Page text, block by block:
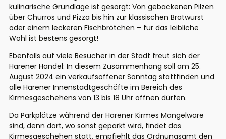
kulinarische Grundlage ist gesorgt: Von gebackenen Pilzen
über Churros und Pizza bis hin zur klassischen Bratwurst
oder einem leckeren Fischbrötchen – für das leibliche
Wohl ist bestens gesorgt!
Ebenfalls auf viele Besucher in der Stadt freut sich der
Harener Handel: In diesem Zusammenhang soll am 25.
August 2024 ein verkaufsoffener Sonntag stattfinden und
alle Harener Innenstadtgeschäfte im Bereich des
Kirmesgeschehens von 13 bis 18 Uhr öffnen dürfen.
Da Parkplätze während der Harener Kirmes Mangelware
sind, denn dort, wo sonst geparkt wird, findet das
Kirmesgeschehen statt, empfiehlt das Ordnungsamt den